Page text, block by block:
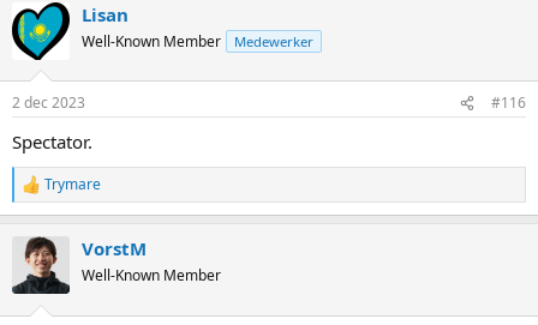
Lisan
Well-Known Member Medewerker
2 dec 2023 #116
Spectator.
R
e
c
t
i
Trymare
VorstM
Well-Known Member